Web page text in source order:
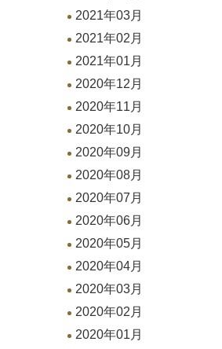
2021年03月
2021年02月
2021年01月
2020年12月
2020年11月
2020年10月
2020年09月
2020年08月
2020年07月
2020年06月
2020年05月
2020年04月
2020年03月
2020年02月
2020年01月